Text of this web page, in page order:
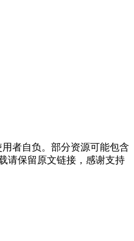
者自负。部分资源可能包含
请保留原文链接，感谢支持